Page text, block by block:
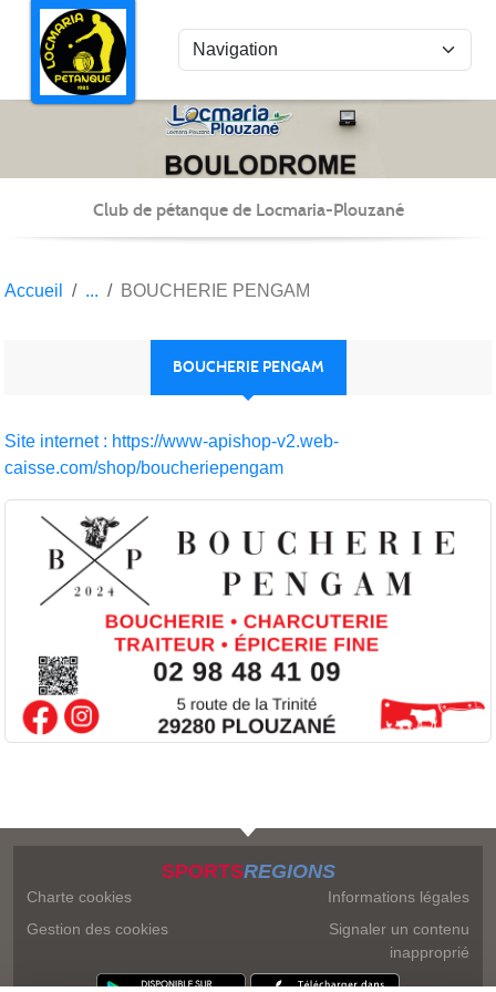
Club de pétanque de Locmaria-Plouzané
Accueil BOUCHERIE PENGAM
BOUCHERIE PENGAM
Site internet : https://www-apishop-v2.web-
caisse.com/shop/boucheriepengam
SPORTSREGIONS
Charte cookies
Gestion des cookies
Informations légales
Signaler un contenu
inapproprié
Panneau de gestion des cookies